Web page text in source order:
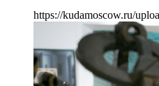
https://kudamoscow.ru/